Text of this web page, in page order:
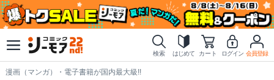
検索 はじめて カート ログイン 会員登録
漫画（マンガ）・電子書籍が国内最大級!!